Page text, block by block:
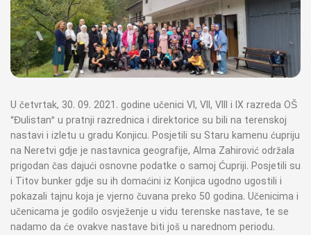
U četvrtak, 30. 09. 2021. godine učenici VI, VII, VIII i IX razreda OŠ
“Đulistan” u pratnji razrednica i direktorice su bili na terenskoj
nastavi i izletu u gradu Konjicu. Posjetili su Staru kamenu ćupriju
na Neretvi gdje je nastavnica geografije, Alma Zahirović održala
prigodan čas dajući osnovne podatke o samoj Ćupriji. Posjetili su
i Titov bunker gdje su ih domaćini iz Konjica ugodno ugostili i
pokazali tajnu koja je vjerno čuvana preko 50 godina. Učenicima i
učenicama je godilo osvježenje u vidu terenske nastave, te se
nadamo da će ovakve nastave biti još u narednom periodu.